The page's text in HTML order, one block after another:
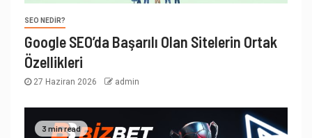
SEO NEDIR?
Google SEO’da Başarılı Olan Sitelerin Ortak
Özellikleri
27 Haziran 2026 admin
3 min read